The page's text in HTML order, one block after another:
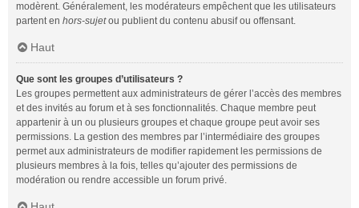
modèrent. Généralement, les modérateurs empêchent que les utilisateurs
partent en hors-sujetou publient du contenu abusif ou offensant.
Haut
Que sont les groupes d’utilisateurs ?
Les groupes permettent aux administrateurs de gérer l’accès des membres
et des invités au forum et à ses fonctionnalités. Chaque membre peut
appartenir à un ou plusieurs groupes et chaque groupe peut avoir ses
permissions. La gestion des membres par l’intermédiaire des groupes
permet aux administrateurs de modifier rapidement les permissions de
plusieurs membres à la fois, telles qu’ajouter des permissions de
modération ou rendre accessible un forum privé.